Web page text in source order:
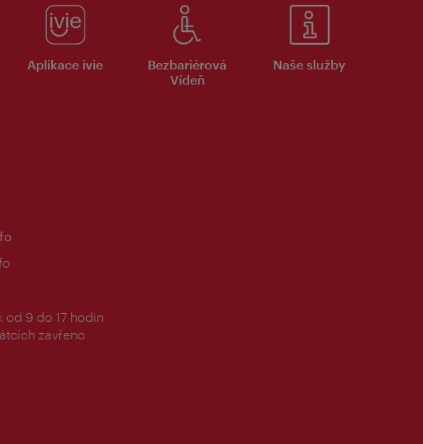
Aplikace ivie
Bezbariérová
Vídeň
Naše služby
od 9 do 17 hodin
zavřeno